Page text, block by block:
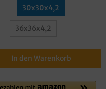
30x30x4,2
36x36x4,2
In den Warenkorb